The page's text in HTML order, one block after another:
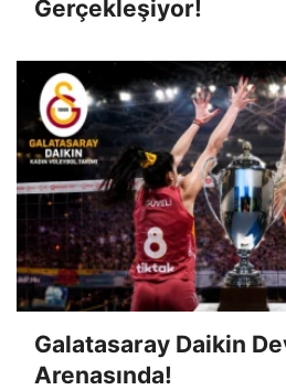
Gerçekleşiyor!
Galatasaray Daikin
Arenasında!